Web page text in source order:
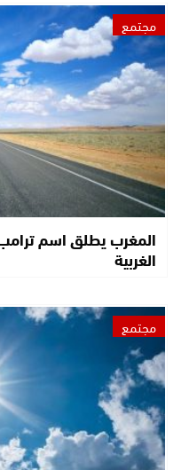
مجتمع
المغرب يطلق اسم
الغربية
مجتمع